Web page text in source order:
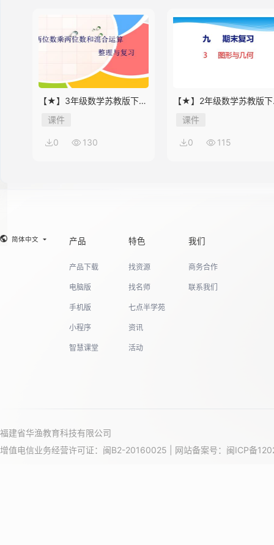
【★】3年级数学苏教版下册
课件第10单元《单元复习》
课件
0 130
【★】2年级数学苏教版
课件第9单元《期末复习》
课件
0 115
简体中文 产品
产品下载
电脑版
手机版
小程序
智慧课堂
特色
找资源
找名师
七点半学苑
资讯
活动
我们
商务合作
联系我们
福建省华渔教育科技有限公司
增值电信业务经营许可证：闽B2-20160025 | 网站备案号： 闽ICP备